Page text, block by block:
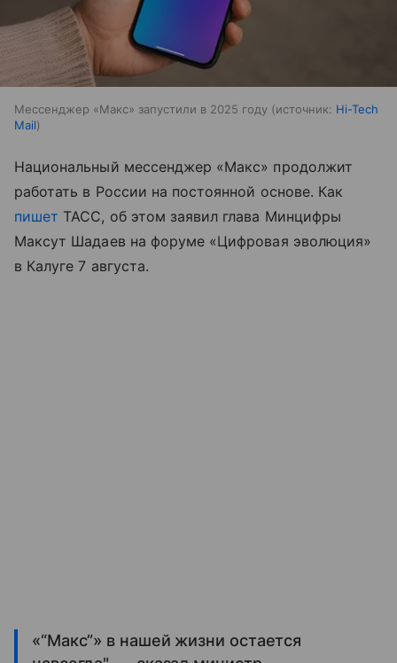
Мессенджер «Макс» запустили в 2025 году источник: Hi-Tech
Mail
Национальный мессенджер «Макс» продолжит
работать в России на постоянной основе. Как
пишет ТАСС, об этом заявил глава Минцифры
Максут Шадаев на форуме «Цифровая эволюция»
в Калуге 7 августа.
«“Макс”» в нашей жизни остается